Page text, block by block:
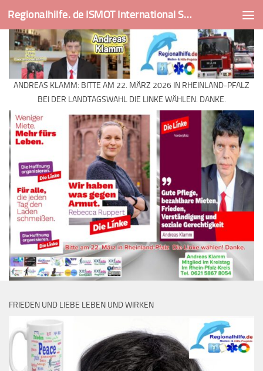
Skip to content Regionalhilfe. de ISMOT International Social And Medical Outreach Team
ANDREAS KLAMM: BITTE AM 22. MÄRZ 2026 IN RHEINLAND-PFALZ
BEI DER LANDTAGSWAHL DIE LINKE WÄHLEN. DANKE.
FRIEDEN UND LIEBE LEBEN UND WIRKEN